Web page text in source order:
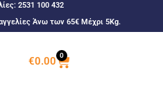
2531 100 432
Άνω των 65€ Μέχρι 5Kg.
€0.00 0